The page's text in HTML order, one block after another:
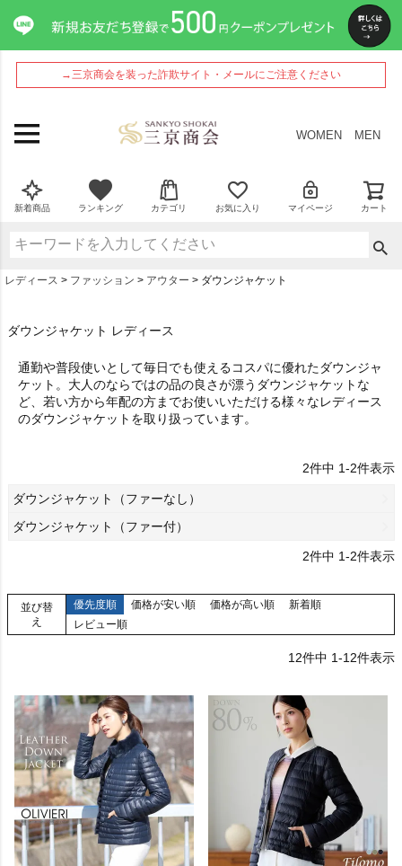
→三京商会を装った詐欺サイト・メールにご注意ください
WOMEN MEN
新着商品 ランキング カテゴリ お気に入り マイページ カート
レディース ファッション アウター ダウンジャケット
ダウンジャケット レディース
通勤や普段使いとして毎日でも使えるコスパに優れたダウンジャ
ケット。大人のならではの品の良さが漂うダウンジャケットな
ど、若い方から年配の方までお使いいただける様々なレディース
のダウンジャケットを取り扱っています。
2件中 1-2件表示
ダウンジャケット（ファーなし）
ダウンジャケット（ファー付）
2件中 1-2件表示
並び替
え
優先度順 価格が安い順 価格が高い順
新着順
レビュー順
12件中 1-12件表示